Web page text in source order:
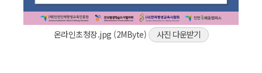
온라인초청장.jpg (2MByte) 사진 다운받기